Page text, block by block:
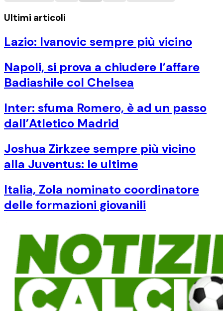
Ultimi articoli
Lazio: Ivanovic sempre più vicino
Napoli, si prova a chiudere l’affare
Badiashile col Chelsea
Inter: sfuma Romero, è ad un passo
dall’Atletico Madrid
Joshua Zirkzee sempre più vicino
alla Juventus: le ultime
Italia, Zola nominato coordinatore
delle formazioni giovanili